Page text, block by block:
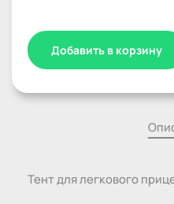
Добавить в корзину
Тент для легкового